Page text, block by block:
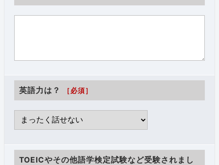
英語力は？ ［必須］
TOEICやその他語学検定試験など受験されまし